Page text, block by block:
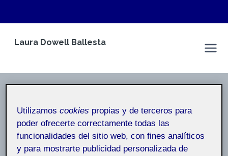
Laura Dowell Ballesta
Inicio / Entrega del Reto 2
Entrega del Reto 2
Utilizamoscookies propias y de terceros para
poder ofrecerte correctamente todas las
funcionalidades del sitio web, con fines analíticos
y para mostrarte publicidad personalizada de